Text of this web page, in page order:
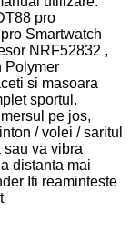
pro
Smartwatch
NRF52832 ,
Polymer
si masoara
sportul.
pe jos,
/ volei / saritul
sau va vibra
distanta mai
Iti reaminteste